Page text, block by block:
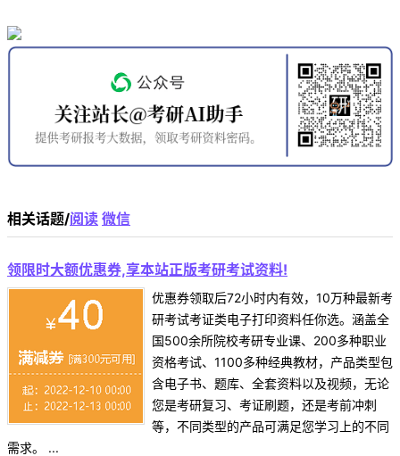
相关话题/阅读 微信
领限时大额优惠券,享本站正版考研考试资料!
优惠券领取后72小时内有效，10万种最新考
研考试考证类电子打印资料任你选。涵盖全
国500余所院校考研专业课、200多种职业
资格考试、1100多种经典教材，产品类型包
含电子书、题库、全套资料以及视频，无论
您是考研复习、考证刷题，还是考前冲刺
等，不同类型的产品可满足您学习上的不同
需求。 ...